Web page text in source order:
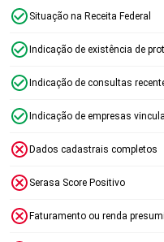
Situação na Receita Federal
Indicação de existência de
Indicação de consultas
Indicação de empresas
Dados cadastrais completos
Serasa Score Positivo
Faturamento ou renda